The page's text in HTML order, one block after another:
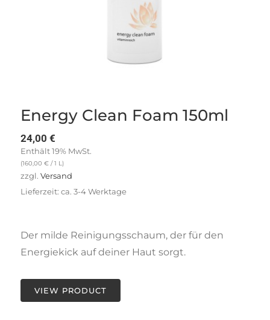
Energy Clean Foam 150ml
24,00€
Enthält 19% MwSt.
(160,00€ / 1 L)
zzgl.Versand
Lieferzeit: ca. 3-4 Werktage
Der milde Reinigungsschaum, der für den
Energiekick auf deiner Haut sorgt.
VIEW PRODUCT